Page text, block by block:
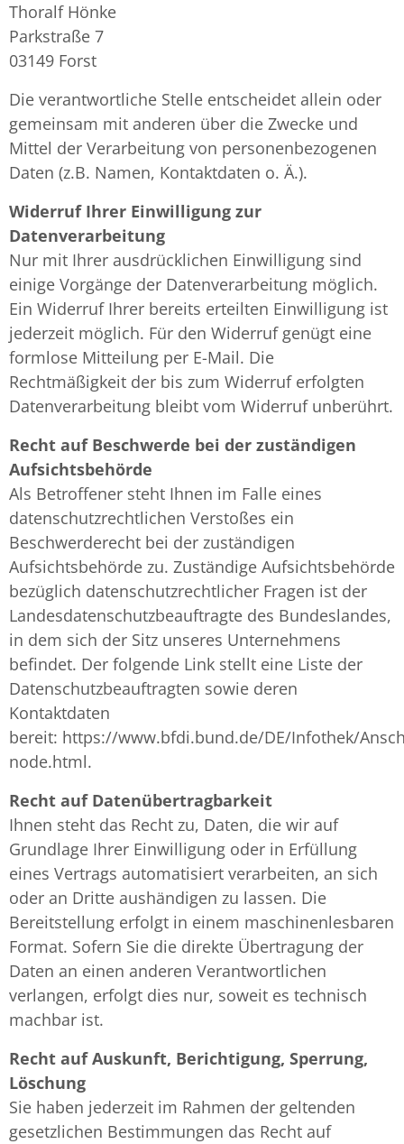
Thoralf Hönke
Parkstraße 7
03149 Forst
Die verantwortliche Stelle entscheidet allein oder
gemeinsam mit anderen über die Zwecke und
Mittel der Verarbeitung von personenbezogenen
Daten (z.B. Namen, Kontaktdaten o. Ä.).
Widerruf Ihrer Einwilligung zur
Datenverarbeitung
Nur mit Ihrer ausdrücklichen Einwilligung sind
einige Vorgänge der Datenverarbeitung möglich.
Ein Widerruf Ihrer bereits erteilten Einwilligung ist
jederzeit möglich. Für den Widerruf genügt eine
formlose Mitteilung per E-Mail. Die
Rechtmäßigkeit der bis zum Widerruf erfolgten
Datenverarbeitung bleibt vom Widerruf unberührt.
Recht auf Beschwerde bei der zuständigen
Aufsichtsbehörde
Als Betroffener steht Ihnen im Falle eines
datenschutzrechtlichen Verstoßes ein
Beschwerderecht bei der zuständigen
Aufsichtsbehörde zu. Zuständige Aufsichtsbehörde
bezüglich datenschutzrechtlicher Fragen ist der
Landesdatenschutzbeauftragte des Bundeslandes,
in dem sich der Sitz unseres Unternehmens
befindet. Der folgende Link stellt eine Liste der
Datenschutzbeauftragten sowie deren
Kontaktdaten
bereit: https://www.bfdi.bund.de/DE/Infothek/
node.html.
Recht auf Datenübertragbarkeit
Ihnen steht das Recht zu, Daten, die wir auf
Grundlage Ihrer Einwilligung oder in Erfüllung
eines Vertrags automatisiert verarbeiten, an sich
oder an Dritte aushändigen zu lassen. Die
Bereitstellung erfolgt in einem maschinenlesbaren
Format. Sofern Sie die direkte Übertragung der
Daten an einen anderen Verantwortlichen
verlangen, erfolgt dies nur, soweit es technisch
machbar ist.
Recht auf Auskunft, Berichtigung, Sperrung,
Löschung
Sie haben jederzeit im Rahmen der geltenden
gesetzlichen Bestimmungen das Recht auf